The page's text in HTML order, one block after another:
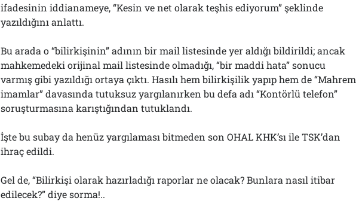
ifadesinin iddianameye, “Kesin ve net olarak teşhis ediyorum” şeklinde
yazıldığını anlattı.
Bu arada o “bilirkişinin” adının bir mail listesinde yer aldığı bildirildi; ancak
mahkemedeki orijinal mail listesinde olmadığı, “bir maddi hata” sonucu
varmış gibi yazıldığı ortaya çıktı. Hasılı hem bilirkişilik yapıp hem de “Mahrem
imamlar” davasında tutuksuz yargılanırken bu defa adı “Kontörlü telefon”
soruşturmasına karıştığından tutuklandı.
İşte bu subay da henüz yargılaması bitmeden son OHAL KHK’sı ile TSK’dan
ihraç edildi.
Gel de, “Bilirkişi olarak hazırladığı raporlar ne olacak? Bunlara nasıl itibar
edilecek?” diye sorma!..